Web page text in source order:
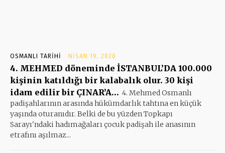
OSMANLI TARIHI NISAN 19, 2020
4. MEHMED döneminde İSTANBUL’DA 100.000
kişinin katıldığı bir kalabalık olur. 30 kişi
idam edilir bir ÇINAR’A… 4. Mehmed Osmanlı
padişahlarının arasında hükümdarlık tahtına en küçük
yaşında oturanıdır. Belki de bu yüzden Topkapı
Sarayı'ndaki hadımağaları çocuk padişah ile anasının
etrafını aşılmaz...